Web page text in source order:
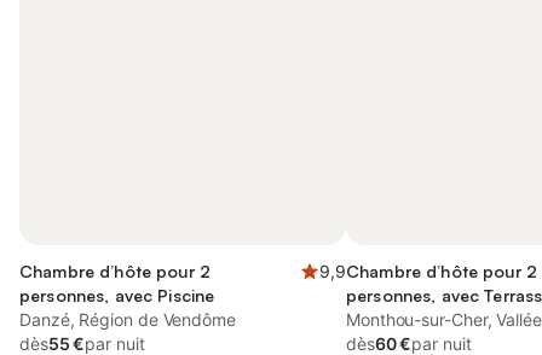
Chambre d’hôte pour 2
personnes, avec Piscine
9,9
Danzé, Région de Vendôme
dès55 €par nuit
Chambre d’hôte pour 2
personnes, avec
Jardin et Piscine
Monthou-sur-Cher,
dès60 €par nuit